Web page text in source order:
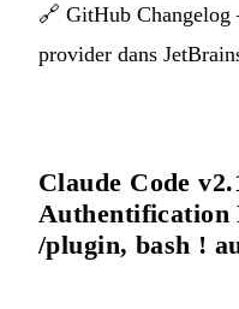
🔗 GitHub
provider dans
Claude Code
Authentification
/plugin, bash !